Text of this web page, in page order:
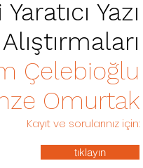
Yazı
Alıştırmaları
Çelebioğlu
Omurtak
Kayıt ve sorularınız için:
tıklayın